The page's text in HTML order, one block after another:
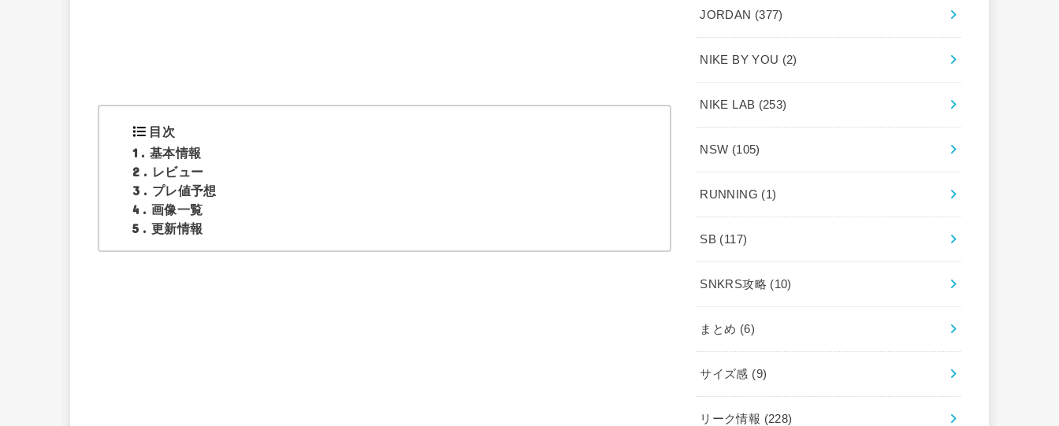
目次
1
基本情報
2 レビュー
3 プレ値予想
4 画像一覧
5 更新情報
JORDAN (377)
NIKE BY YOU (2)
NIKE LAB (253)
NSW (105)
RUNNING (1)
SB (117)
SNKRS攻略 (10)
まとめ (6)
サイズ感 (9)
リーク情報 (228)